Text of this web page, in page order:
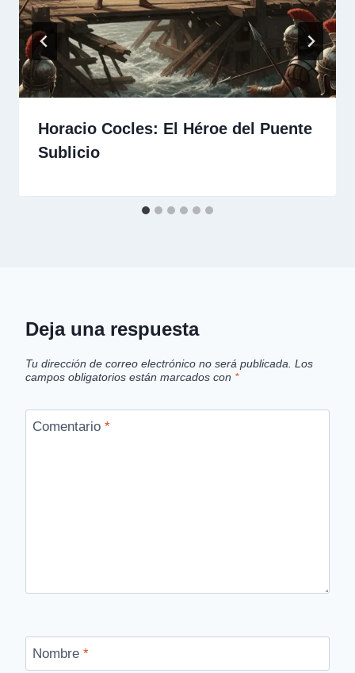
Horacio Cocles: El Héroe del Puente
Sublicio
Deja una respuesta
Tu dirección de correo electrónico no será publicada. Los
campos obligatorios están marcados con *
Comentario *
Nombre *